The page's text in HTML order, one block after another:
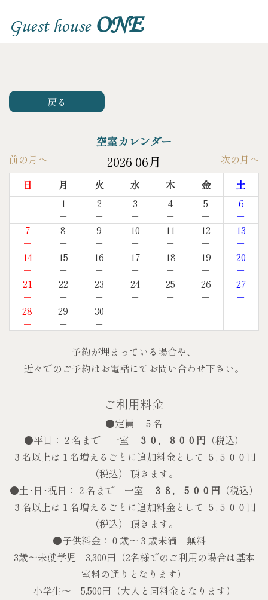
Guest house ONE
戻る
空室カレンダー
2026 06月
前の月へ
次の月へ
日
月 火 水 木 金
土
1
－
2
－
3
－
4
－
5
－
6
－
7
－
8
－
9
－
10
－
11
－
12
－
13
－
14
－
15
－
16
－
17
－
18
－
19
－
20
－
21
－
22
－
23
－
24
－
25
－
26
－
27
－
28
－
29
－
30
－
予約が埋まっている場合や、
近々でのご予約はお電話にてお問い合わせ下さい。
ご利用料金
●定員 ５名
●平日：２名まで 一室
３０，８００円 （税込）
３名以上は１名増えるごとに追加料金として ５,５００円
（税込） 頂きます。
●土･日･祝日：２名まで 一室
３８，５００円 （税込）
３名以上は１名増えるごとに追加料金として ５,５００円
（税込） 頂きます。
●子供料金：０歳〜３歳未満 無料
3歳～未就学児 3,300円（2名様でのご利用の場合は基本
室料の通りとなります）
小学生～ 5,500円（大人と同料金となります）